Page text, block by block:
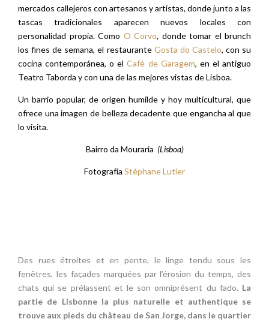
mercados callejeros con artesanos y artistas, donde junto a las
tascas tradicionales aparecen nuevos locales con
personalidad propia. Como O Corvo, donde tomar el brunch
los fines de semana, el restaurante Gosta do Castelo, con su
cocina contemporánea, o elCafé de Garagem, en el antiguo
Teatro Taborda y con una de las mejores vistas de Lisboa.
Un barrio popular, de origen humilde y hoy multicultural, que
ofrece una imagen de belleza decadente que engancha al que
lo visita.
Bairro da Mouraria (Lisboa)
Fotografía Stéphane Lutier
Des rues étroites et en pente, le linge tendu sous les
fenêtres, les façades marquées par l’érosion du temps, des
chats qui se prélassent et le son omniprésent du fado. La
partie de Lisbonne la plus naturelle et authentique se
trouve aux pieds du château de San Jorge, dans le quartier